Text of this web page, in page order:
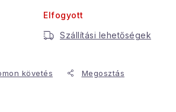
védelmének feltételei
Elfogyott
Szállítási lehetőségek
követés Megosztás